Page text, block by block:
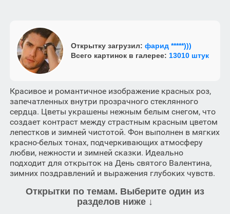
Открытку загрузил: фарид *****)))
Всего картинок в галерее: 13010 штук
Красивое и романтичное изображение красных роз,
запечатленных внутри прозрачного стеклянного
сердца. Цветы украшены нежным белым снегом, что
создает контраст между страстным красным цветом
лепестков и зимней чистотой. Фон выполнен в мягких
красно-белых тонах, подчеркивающих атмосферу
любви, нежности и зимней сказки. Идеально
подходит для открыток на День святого Валентина,
зимних поздравлений и выражения глубоких чувств.
Открытки по темам. Выберите один из
разделов ниже ↓